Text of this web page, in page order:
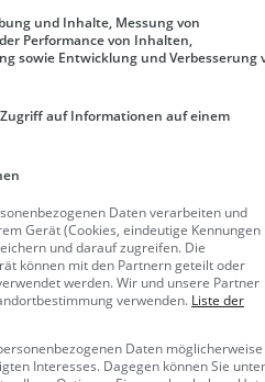
wie
in Remshalden
Remshald
Aussicht
spunkt, Famil
ie & Kinder,
Natur
in Weinstadt
und Inhalte, Messung von
Performance von Inhalten,
sowie Entwicklung und Verbesserung
auf Informationen auf einem
Daten verarbeiten und
Gerät (Cookies, eindeutige Kennungen
und darauf zugreifen. Die
können mit den Partnern geteilt oder
werden. Wir und unsere Partner
verwenden. Liste der
Daten möglicherweise
Interesses. Dagegen können Sie